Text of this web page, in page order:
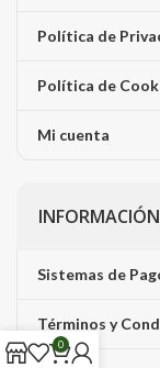
Política de
Política de
Mi cuenta
Sistemas de
Términos y
0